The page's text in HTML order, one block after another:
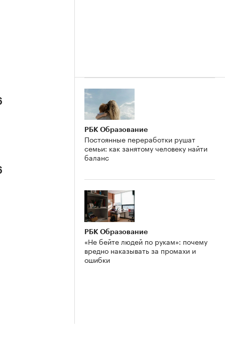
РБК Образование
Постоянные переработки рушат
семьи: как занятому человеку найти
баланс
РБК Образование
«Не бейте людей по рукам»: почему
вредно наказывать за промахи и
ошибки